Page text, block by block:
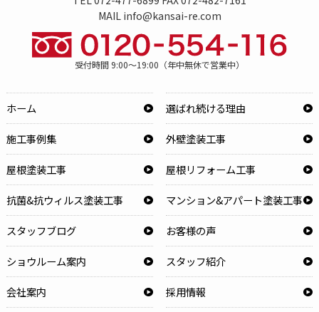
MAIL info@kansai-re.com
受付時間 9:00～19:00（年中無休で営業中）
ホーム 選ばれ続ける理由
施工事例集 外壁塗装工事
屋根塗装工事 屋根リフォーム工事
抗菌&抗ウィルス塗装工事 マンション&アパート塗装工事
スタッフブログ お客様の声
ショウルーム案内 スタッフ紹介
会社案内 採用情報